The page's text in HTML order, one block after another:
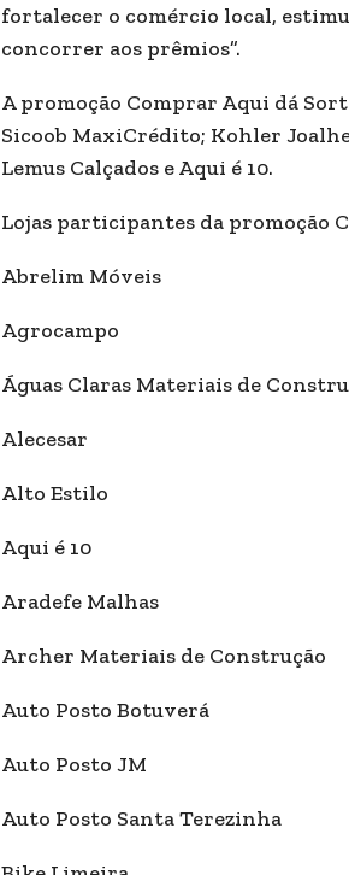
fortalecer o comércio local,
concorrer aos prêmios”.
A promoção Comprar Aqui dá
Sicoob MaxiCrédito; Kohler
Lemus Calçados e Aqui é 10.
Lojas participantes da promoção
Abrelim Móveis
Agrocampo
Águas Claras Materiais de
Alecesar
Alto Estilo
Aqui é 10
Aradefe Malhas
Archer Materiais de Construção
Auto Posto Botuverá
Auto Posto JM
Auto Posto Santa Terezinha